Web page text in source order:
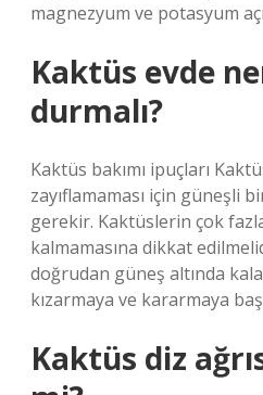
magnezyum ve potasyum
Kaktüs evde
durmalı?
Kaktüs bakımı ipuçları
zayıflamaması için güneşli
gerekir. Kaktüslerin çok
kalmamasına dikkat
doğrudan güneş altında
kızarmaya ve kararmaya
Kaktüs diz